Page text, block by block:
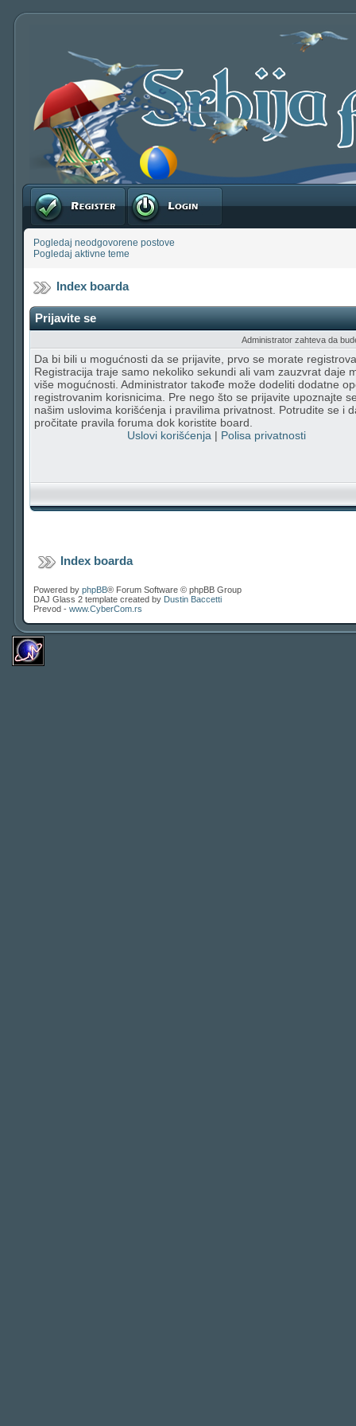
Registruj se Prijavite se
Pogledaj neodgovorene postove
Pogledaj aktivne teme
Index boarda
Prijavite se
Administrator zahteva da
Da bi bili u mogućnosti da se prijavite, prvo se morate
Registracija traje samo nekoliko sekundi ali vam zauzvrat daje
više mogućnosti. Administrator takođe može dodeliti dodatne
registrovanim korisnicima. Pre nego što se prijavite upoznajte
našim uslovima korišćenja i pravilima privatnost. Potrudite se i
pročitate pravila foruma dok koristite board.
Uslovi korišćenja | Polisa privatnosti
Index boarda
Powered by phpBB® Forum Software © phpBB Group
DAJ Glass 2 template created by Dustin Baccetti
Prevod - www.CyberCom.rs